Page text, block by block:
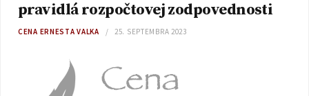
pravidlá rozpočtovej zodpovednosti
CENA ERNESTA VALKA 25. SEPTEMBRA 2023